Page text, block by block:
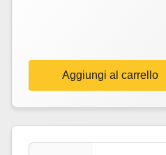
Aggiungi al carrello